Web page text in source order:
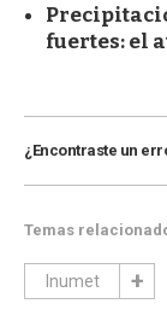
fuertes: el
¿Encontraste un
Temas
Inumet